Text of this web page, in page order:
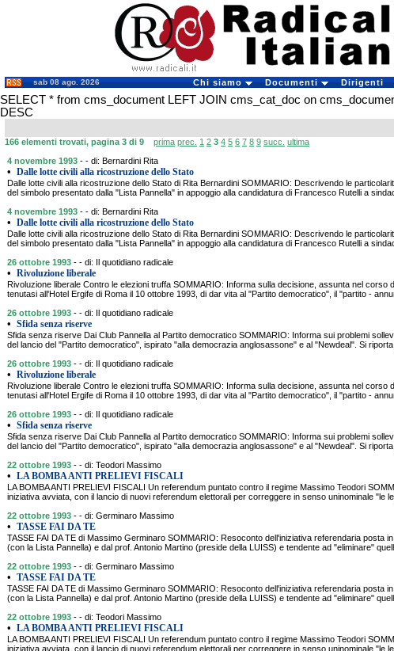
sab 08 ago. 2026 Chi siamo Documenti Dirigenti
SELECT * from cms_document LEFT JOIN cms_cat_doc on
DESC
166 elementi trovati, pagina 3 di 9 prima prec. 1 2 3 4 5 6 7 8 9 succ. ultima
4 novembre 1993 - - di: Bernardini Rita
• Dalle lotte civili alla ricostruzione dello Stato
Dalle lotte civili alla ricostruzione dello Stato di Rita Bernardini SOMMARIO: Descrivendo le
del simbolo presentato dalla "Lista Pannella" in appoggio alla candidatura di Francesco Rutelli a
4 novembre 1993 - - di: Bernardini Rita
• Dalle lotte civili alla ricostruzione dello Stato
Dalle lotte civili alla ricostruzione dello Stato di Rita Bernardini SOMMARIO: Descrivendo le
del simbolo presentato dalla "Lista Pannella" in appoggio alla candidatura di Francesco Rutelli a
26 ottobre 1993 - - di: Il quotidiano radicale
• Rivoluzione liberale
Rivoluzione liberale Contro le elezioni truffa SOMMARIO: Informa sulla decisione, assunta nel corso
tenutasi all'Hotel Ergife di Roma il 10 ottobre 1993, di dar vita al "Partito democratico", il "partito -
26 ottobre 1993 - - di: Il quotidiano radicale
• Sfida senza riserve
Sfida senza riserve Dai Club Pannella al Partito democratico SOMMARIO: Informa sui problemi
del lancio del "Partito democratico", ispirato "alla democrazia anglosassone" e al "Newdeal". Si
26 ottobre 1993 - - di: Il quotidiano radicale
• Rivoluzione liberale
Rivoluzione liberale Contro le elezioni truffa SOMMARIO: Informa sulla decisione, assunta nel corso
tenutasi all'Hotel Ergife di Roma il 10 ottobre 1993, di dar vita al "Partito democratico", il "partito -
26 ottobre 1993 - - di: Il quotidiano radicale
• Sfida senza riserve
Sfida senza riserve Dai Club Pannella al Partito democratico SOMMARIO: Informa sui problemi
del lancio del "Partito democratico", ispirato "alla democrazia anglosassone" e al "Newdeal". Si
22 ottobre 1993 - - di: Teodori Massimo
• LA BOMBA ANTI PRELIEVI FISCALI
LA BOMBA ANTI PRELIEVI FISCALI Un referendum puntato contro il regime Massimo Teodori
iniziativa avviata, con il lancio di nuovi referendum elettorali per correggere in senso uninominale "le
22 ottobre 1993 - - di: Germinaro Massimo
• TASSE FAI DA TE
TASSE FAI DA TE di Massimo Germinaro SOMMARIO: Resoconto dell'iniziativa referendaria posta
(con la Lista Pannella) e dal prof. Antonio Martino (preside della LUISS) e tendente ad "eliminare"
22 ottobre 1993 - - di: Germinaro Massimo
• TASSE FAI DA TE
TASSE FAI DA TE di Massimo Germinaro SOMMARIO: Resoconto dell'iniziativa referendaria posta
(con la Lista Pannella) e dal prof. Antonio Martino (preside della LUISS) e tendente ad "eliminare"
22 ottobre 1993 - - di: Teodori Massimo
• LA BOMBA ANTI PRELIEVI FISCALI
LA BOMBA ANTI PRELIEVI FISCALI Un referendum puntato contro il regime Massimo Teodori
iniziativa avviata, con il lancio di nuovi referendum elettorali per correggere in senso uninominale "le